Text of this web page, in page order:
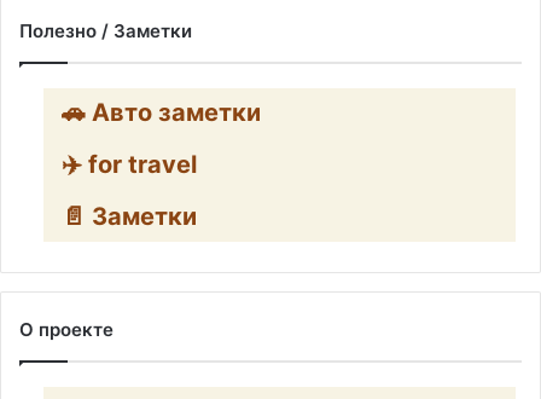
Полезно / Заметки
🚗 Авто заметки
✈️ for travel
📄 Заметки
О проекте